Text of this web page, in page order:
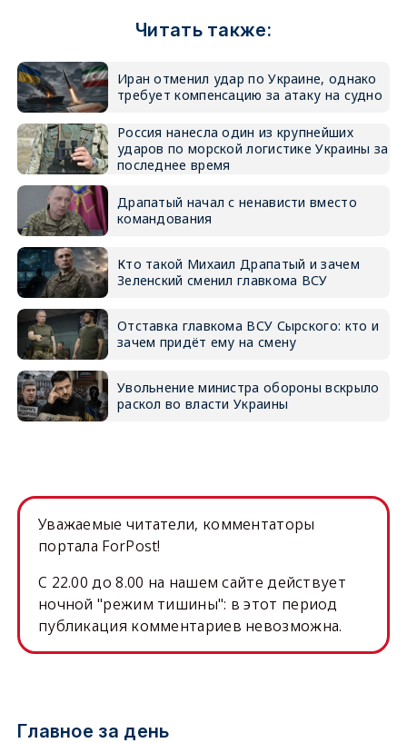
Читать также:
Иран отменил удар по Украине, однако
требует компенсацию за атаку на судно
Россия нанесла один из крупнейших
ударов по морской логистике Украины за
последнее время
Драпатый начал с ненависти вместо
командования
Кто такой Михаил Драпатый и зачем
Зеленский сменил главкома ВСУ
Отставка главкома ВСУ Сырского: кто и
зачем придёт ему на смену
Увольнение министра обороны вскрыло
раскол во власти Украины
Уважаемые читатели, комментаторы
портала ForPost!
C 22.00 до 8.00 на нашем сайте действует
ночной "режим тишины": в этот период
публикация комментариев невозможна.
Главное за день